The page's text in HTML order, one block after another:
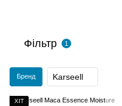
Фільтр 1
Бренд Karseell
ХІТ